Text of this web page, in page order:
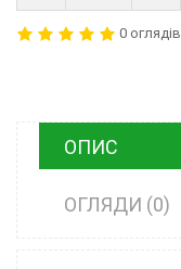
0 оглядів
ОПИС
ОГЛЯДИ (0)